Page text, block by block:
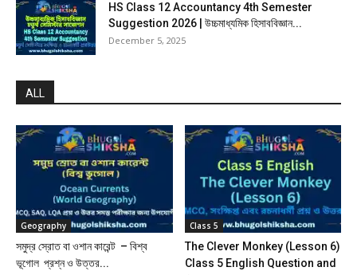
HS Class 12 Accountancy 4th Semester
Suggestion 2026 | উচ্চমাধ্যমিক হিসাববিজ্ঞান...
December 5, 2025
ALL
Geography
সমুদ্র স্রোত বা ওশান কারেন্ট – বিশ্ব
ভূগোল প্রশ্ন ও উত্তর...
Class 5
The Clever Monkey (Lesson 6)
Class 5 English Question and